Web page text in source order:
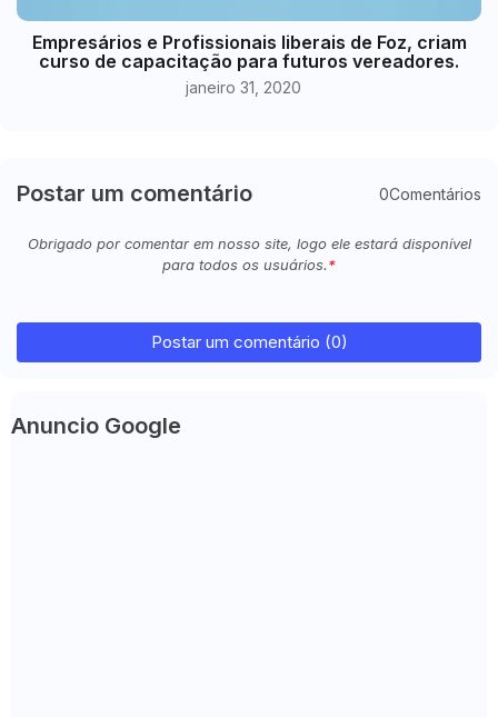
Empresários e Profissionais liberais de Foz, criam
curso de capacitação para futuros vereadores.
janeiro 31, 2020
Postar um comentário 0Comentários
Obrigado por comentar em nosso site, logo ele estará disponível
para todos os usuários.
Postar um comentário (0)
Anuncio Google